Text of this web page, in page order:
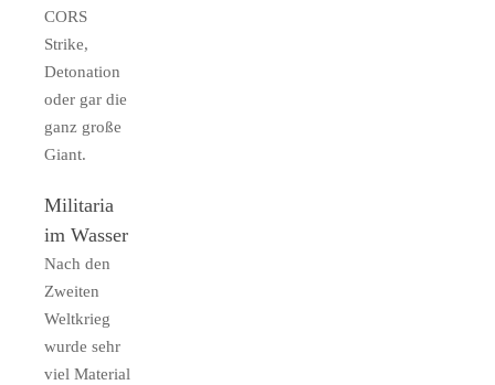
CORS
Strike,
Detonation
oder gar die
ganz große
Giant.
Militaria
im Wasser
Nach den
Zweiten
Weltkrieg
wurde sehr
viel Material